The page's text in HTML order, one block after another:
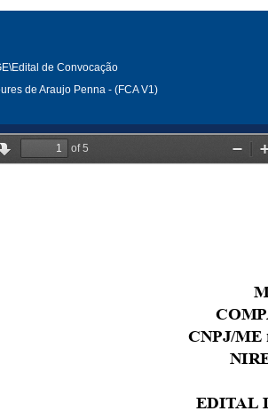
de Convocação
de Araujo Penna - (FCA V1)